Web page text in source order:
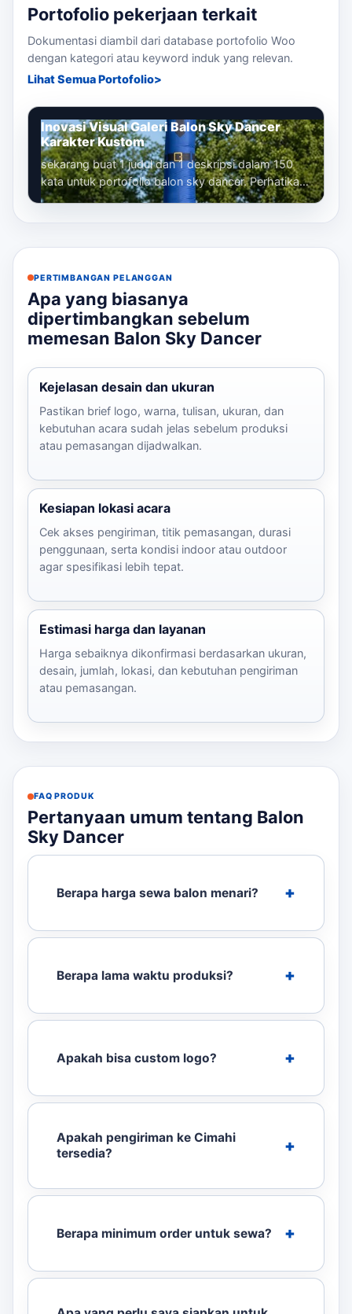
Portofolio pekerjaan terkait
Dokumentasi diambil dari database portofolio Woo
dengan kategori atau keyword induk yang relevan.
Lihat Semua Portofolio
Inovasi Visual Galeri Balon Sky Dancer
Karakter Kustom
sekarang buat 1 judul dan 1 deskripsi dalam 150
kata untuk portofolio balon sky dancer. Perhatikan
bahwa kita sudah membuat banyak...
PERTIMBANGAN PELANGGAN
Apa yang biasanya
dipertimbangkan sebelum
memesan Balon Sky Dancer
Kejelasan desain dan ukuran
Pastikan brief logo, warna, tulisan, ukuran, dan
kebutuhan acara sudah jelas sebelum produksi
atau pemasangan dijadwalkan.
Kesiapan lokasi acara
Cek akses pengiriman, titik pemasangan, durasi
penggunaan, serta kondisi indoor atau outdoor
agar spesifikasi lebih tepat.
Estimasi harga dan layanan
Harga sebaiknya dikonfirmasi berdasarkan ukuran,
desain, jumlah, lokasi, dan kebutuhan pengiriman
atau pemasangan.
FAQ PRODUK
Pertanyaan umum tentang Balon
Sky Dancer
Berapa harga sewa balon menari?
Berapa lama waktu produksi?
Apakah bisa custom logo?
Apakah pengiriman ke Cimahi
tersedia?
Berapa minimum order untuk sewa?